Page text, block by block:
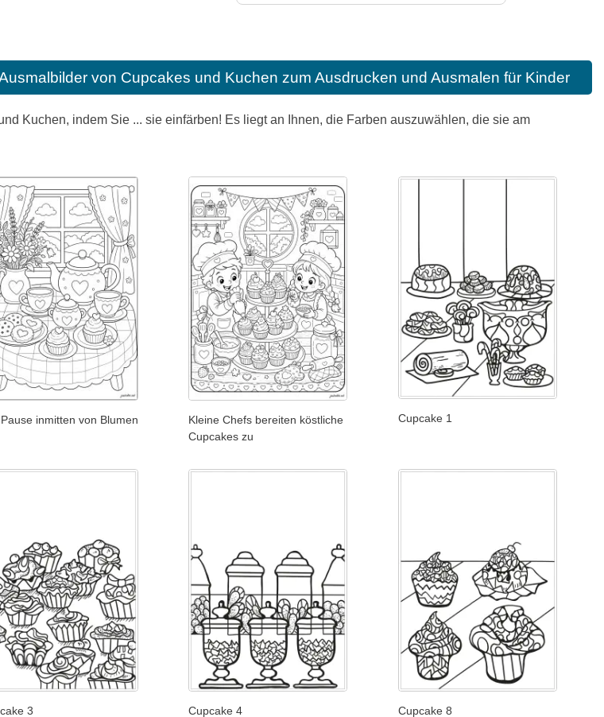
von Cupcakes und Kuchen zum Ausdrucken und Ausmalen für Kinder
Kuchen, indem Sie ... sie einfärben! Es liegt an Ihnen, die Farben auszuwählen, die sie am
inmitten von Blumen
Kleine Chefs bereiten köstliche
Cupcakes zu
Cupcake 1
3 Cupcake 4 Cupcake 8